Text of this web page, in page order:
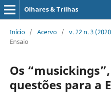
Olhares & Trilhas
Início / Acervo / v. 22 n. 3
Ensaio
Os
questões para a